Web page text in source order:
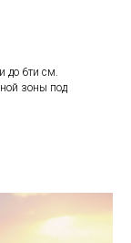
до 6ти см.
зоны под